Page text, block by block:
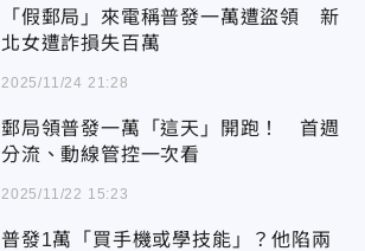
「假郵局」來電稱普發一萬遭盜領 新
北女遭詐損失百萬
2025/11/24 21:28
郵局領普發一萬「這天」開跑！ 首週
分流、動線管控一次看
2025/11/22 15:23
普發1萬「買手機或學技能」？他陷兩